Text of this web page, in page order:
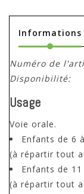
Informations
Numéro de
Disponibilité:
Usage
Voie orale.
Enfants de 6
(à répartir tout
Enfants de
(à répartir tout